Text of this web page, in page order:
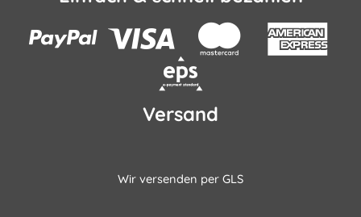
Versand
Wir versenden per GLS